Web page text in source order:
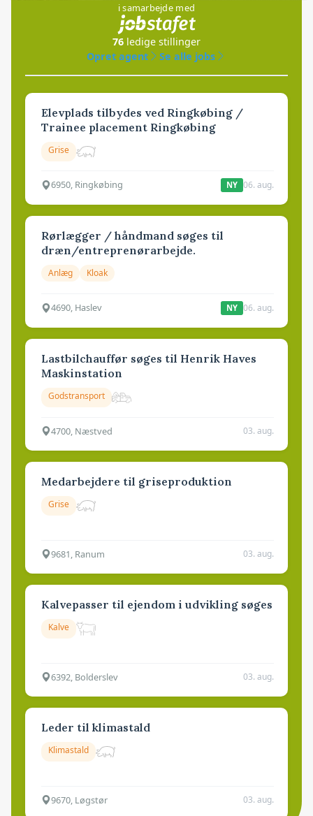
i samarbejde med
76 ledige stillinger
Opret agent
Se alle jobs
Elevplads tilbydes ved Ringkøbing /
Trainee placement Ringkøbing
Grise
6950, Ringkøbing NY 06. aug.
Rørlægger / håndmand søges til
dræn/entreprenørarbejde.
Anlæg Kloak
4690, Haslev NY 06. aug.
Lastbilchauffør søges til Henrik Haves
Maskinstation
Godstransport
4700, Næstved 03. aug.
Medarbejdere til griseproduktion
Grise
9681, Ranum 03. aug.
Kalvepasser til ejendom i udvikling søges
Kalve
6392, Bolderslev 03. aug.
Leder til klimastald
Klimastald
9670, Løgstør 03. aug.